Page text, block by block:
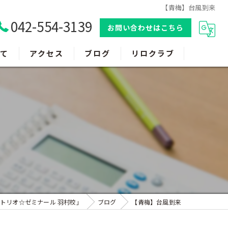
【青梅】台風到来
042-554-3139 お問い合わせはこちら
アクセス ブログ リロクラブ
リオ☆ゼミナール 羽村校」 ブログ 【青梅】台風到来